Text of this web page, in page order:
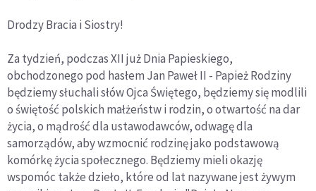
Drodzy Bracia i Siostry!
Za tydzień, podczas XII już Dnia Papieskiego,
obchodzonego pod hasłem Jan Paweł II - Papież Rodziny
będziemy słuchali słów Ojca Świętego, będziemy się modlili
o świętość polskich małżeństw i rodzin, o otwartość na dar
życia, o mądrość dla ustawodawców, odwagę dla
samorządów, aby wzmocnić rodzinę jako podstawową
komórkę życia społecznego. Będziemy mieli okazję
wspomóc także dzieło, które od lat nazywane jest żywym